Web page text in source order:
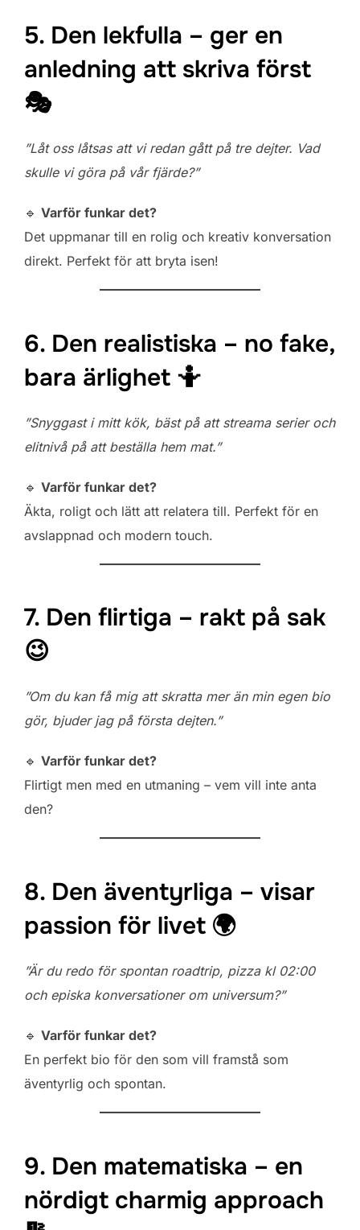
5. Den lekfulla – ger en
anledning att skriva först
🎭
”Låt oss låtsas att vi redan gått på tre dejter. Vad
skulle vi göra på vår fjärde?”
🔹 Varför funkar det?
Det uppmanar till en rolig och kreativ konversation
direkt. Perfekt för att bryta isen!
6. Den realistiska – no fake,
bara ärlighet 🤷
”Snyggast i mitt kök, bäst på att streama serier och
elitnivå på att beställa hem mat.”
🔹 Varför funkar det?
Äkta, roligt och lätt att relatera till. Perfekt för en
avslappnad och modern touch.
7. Den flirtiga – rakt på sak
😉
”Om du kan få mig att skratta mer än min egen bio
gör, bjuder jag på första dejten.”
🔹 Varför funkar det?
Flirtigt men med en utmaning – vem vill inte anta
den?
8. Den äventyrliga – visar
passion för livet 🌍
”Är du redo för spontan roadtrip, pizza kl 02:00
och episka konversationer om universum?”
🔹 Varför funkar det?
En perfekt bio för den som vill framstå som
äventyrlig och spontan.
9. Den matematiska – en
nördigt charmig approach